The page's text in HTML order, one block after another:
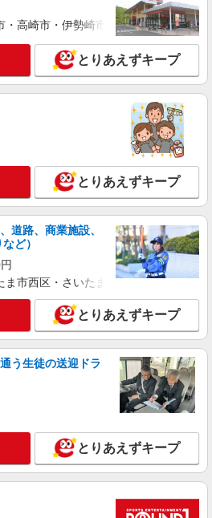
・高崎市・伊勢崎市・太田市・館林市
とりあえずキープ
とりあえずキープ
道路、商業施設、
ど）
ま市西区・さいたま市岩槻区・久喜市・
とりあえずキープ
う生徒の送迎ドラ
とりあえずキープ